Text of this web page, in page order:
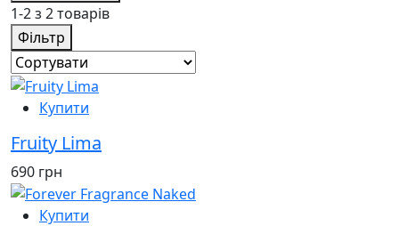
1-2 з 2 товарів
Фільтр
Купити
Fruity Lima
690 грн
Купити